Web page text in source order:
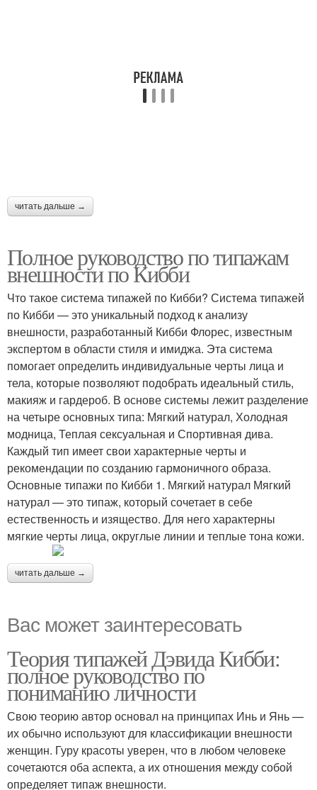
читать дальше →
Полное руководство по типажам
внешности по Кибби
Что такое система типажей по Кибби? Система типажей
по Кибби — это уникальный подход к анализу
внешности, разработанный Кибби Флорес, известным
экспертом в области стиля и имиджа. Эта система
помогает определить индивидуальные черты лица и
тела, которые позволяют подобрать идеальный стиль,
макияж и гардероб. В основе системы лежит разделение
на четыре основных типа: Мягкий натурал, Холодная
модница, Теплая сексуальная и Спортивная дива.
Каждый тип имеет свои характерные черты и
рекомендации по созданию гармоничного образа.
Основные типажи по Кибби 1. Мягкий натурал Мягкий
натурал — это типаж, который сочетает в себе
естественность и изящество. Для него характерны
мягкие черты лица, округлые линии и теплые тона кожи.
читать дальше →
Вас может заинтересовать
Теория типажей Дэвида Кибби:
полное руководство по
пониманию личности
Свою теорию автор основал на принципах Инь и Янь —
их обычно используют для классификации внешности
женщин. Гуру красоты уверен, что в любом человеке
сочетаются оба аспекта, а их отношения между собой
определяет типаж внешности.